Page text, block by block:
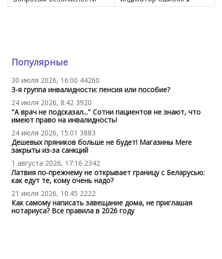
Популярные
30 июля 2026, 16:00 44260
3-я группа инвалидности: пенсия или пособие?
24 июля 2026, 8:42 3920
"А врач не подсказал..." Сотни пациентов не знают, что
имеют право на инвалидность!
24 июля 2026, 15:01 3883
Дешевых пряников больше не будет! Магазины Mere
закрыты из-за санкций
1 августа 2026, 17:16 2342
Латвия по-прежнему не открывает границу с Беларусью:
как едут те, кому очень надо?
21 июля 2026, 10:45 2222
Как самому написать завещание дома, не приглашая
нотариуса? Все правила в 2026 году